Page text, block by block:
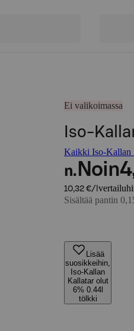
Ei valikoimassa
Iso-
Kaikki Iso-Kallan
n. Noin
10,32 €/l
Sisältää pantin
Lisää
suosikkeihin,
Iso-Kallan
Kallatar olut
6% 0.44l
tölkki